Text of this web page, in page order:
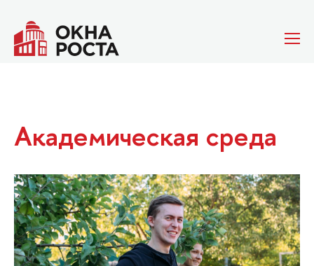
Академическая среда